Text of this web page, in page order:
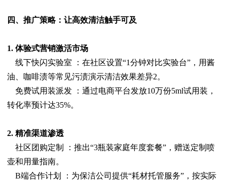
四、推广策略：让高效清洁触手可及
1. 体验式营销激活市场
线下快闪实验室 ：在社区设置“1分钟对比实验台”，用酱
油、咖啡渍等常见污渍演示清洁效果差异2。
免费试用装派发 ：通过电商平台发放10万份5ml试用装，
转化率预计达35%。
2. 精准渠道渗透
社区团购定制 ：推出“3瓶装家庭年度套餐”，赠送定制喷
壶和用量指南。
B端合作计划 ：为保洁公司提供“耗材托管服务”，按实际